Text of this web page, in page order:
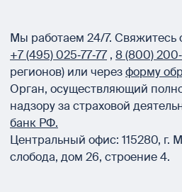
Мы работаем 24/7. Свяжитесь
+7 (495) 025‑77‑77 , 8 (800)
регионов) или черезформу
Орган, осуществляющий
надзору за страховой
банк РФ.
Центральный офис: 115280, г.
слобода, дом 26, строение 4.